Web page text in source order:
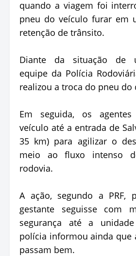
quando a viagem foi
pneu do veículo furar em
retenção de trânsito.
Diante da situação de
equipe da Polícia
realizou a troca do pneu do
Em seguida, os
veículo até a entrada de
35 km) para agilizar o
meio ao fluxo intenso
rodovia.
A ação, segundo a PRF,
gestante seguisse com
segurança até a
polícia informou ainda que
passam bem.